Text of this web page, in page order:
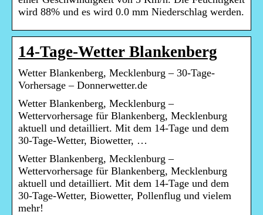
wird 88% und es wird 0.0 mm Niederschlag werden.
14-Tage-Wetter Blankenberg
Wetter Blankenberg, Mecklenburg – 30-Tage-
Vorhersage – Donnerwetter.de
Wetter Blankenberg, Mecklenburg –
Wettervorhersage für Blankenberg, Mecklenburg
aktuell und detailliert. Mit dem 14-Tage und dem
30-Tage-Wetter, Biowetter, …
Wetter Blankenberg, Mecklenburg –
Wettervorhersage für Blankenberg, Mecklenburg
aktuell und detailliert. Mit dem 14-Tage und dem
30-Tage-Wetter, Biowetter, Pollenflug und vielem
mehr!